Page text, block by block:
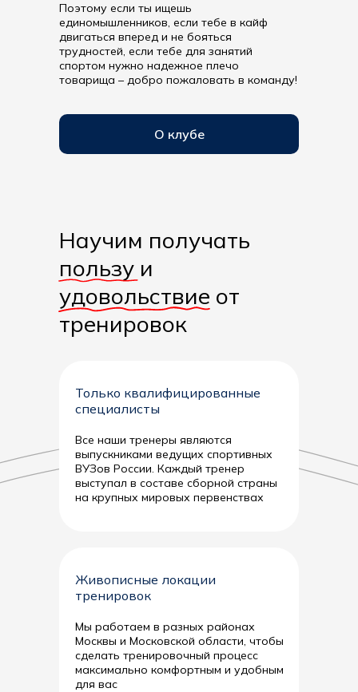
Научим получать
пользу и
удовольствие от
тренировок
Живописные локации
тренировок
Мы работаем в разных районах
Москвы и Московской области, чтобы
сделать тренировочный процесс
максимально комфортным и удобным
для вас
Поэтому если ты ищешь
единомышленников, если тебе в кайф
двигаться вперед и не бояться
трудностей, если тебе для занятий
спортом нужно надежное плечо
товарища – добро пожаловать в команду!
Только квалифицированные
специалисты
Все наши тренеры являются
выпускниками ведущих спортивных
ВУЗов России. Каждый тренер
выступал в составе сборной страны
на крупных мировых первенствах
О клубе